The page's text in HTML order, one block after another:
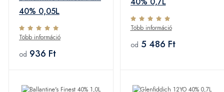
40% 0,05L
Több információ
od 936 Ft
Több információ
od 5 486 Ft